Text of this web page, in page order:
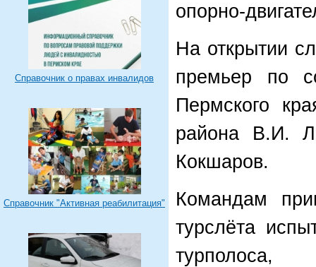
Справочник о правах инвалидов
Справочник "Активная реабилитация"
опорно-
На открытии
премьер по
Пермского
района В.И.
Кокшаров.
Командам
турслёта